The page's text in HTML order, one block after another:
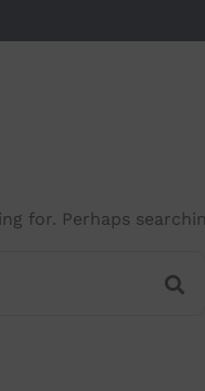
for. Perhaps